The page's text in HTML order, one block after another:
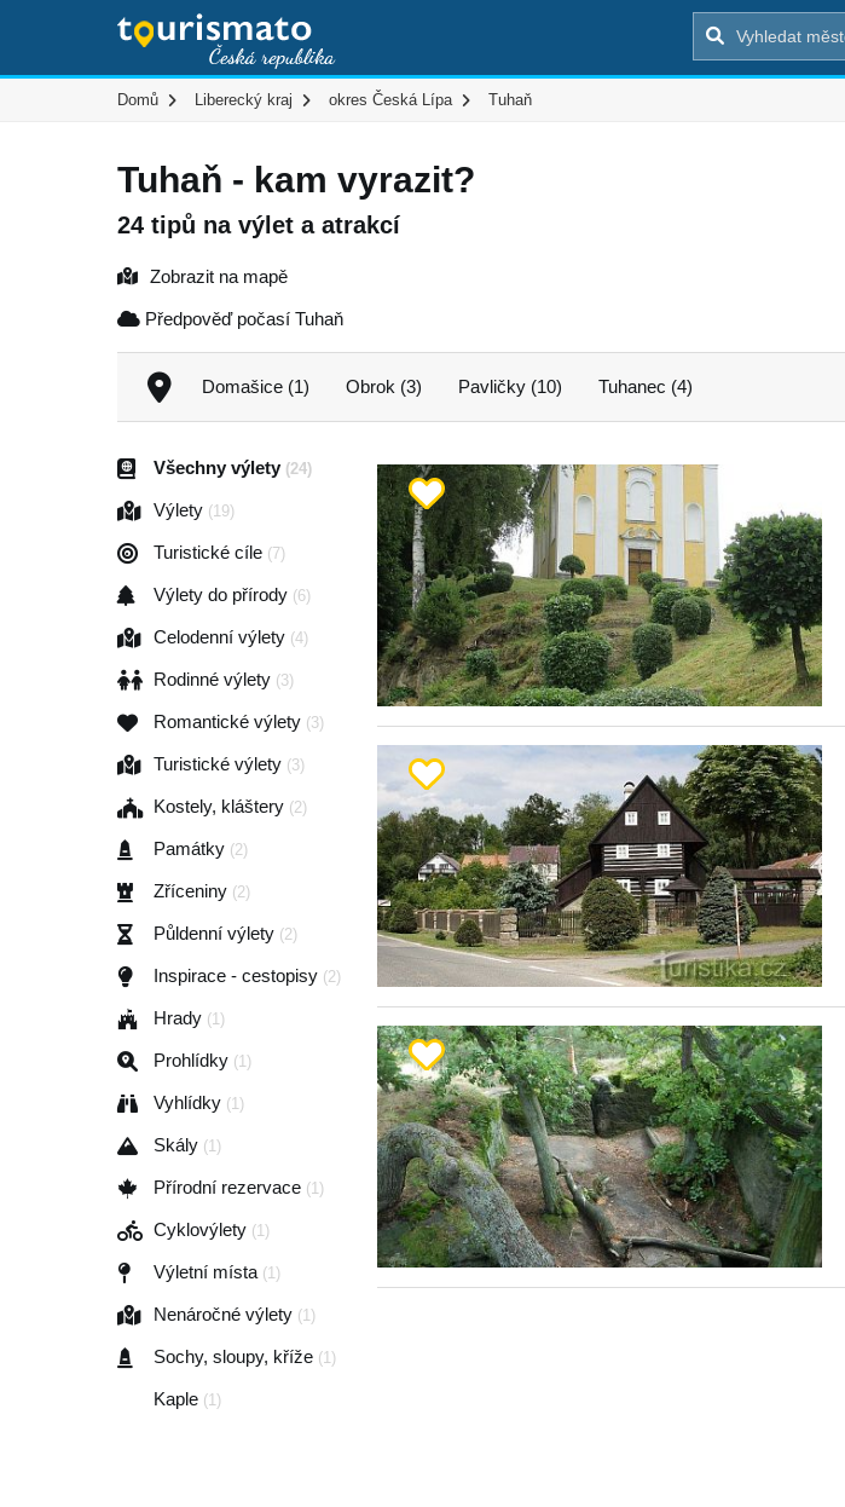
Domů Liberecký kraj okres Česká Lípa Tuhaň
Tuhaň - kam vyrazit?
24 tipů na výlet a atrakcí
Zobrazit na mapě
Předpověď počasí Tuhaň
Domašice (1) Obrok (3) Pavličky (10) Tuhanec (4)
Všechny výlety (24)
Výlety (19)
Turistické cíle (7)
Výlety do přírody (6)
Celodenní výlety (4)
Rodinné výlety (3)
Romantické výlety (3)
Turistické výlety (3)
Kostely, kláštery (2)
Památky (2)
Zříceniny (2)
Půldenní výlety (2)
Inspirace - cestopisy (2)
Hrady (1)
Prohlídky (1)
Vyhlídky (1)
Skály (1)
Přírodní rezervace (1)
Cyklovýlety (1)
Výletní místa (1)
Nenáročné výlety (1)
Sochy, sloupy, kříže (1)
Kaple (1)